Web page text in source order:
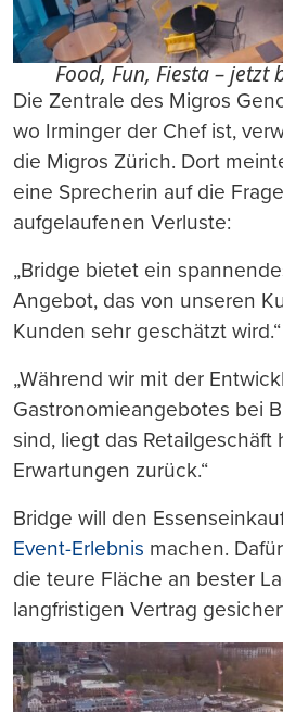
Food, Fun, Fiesta – jetzt
Die Zentrale des Migros
wo Irminger der Chef ist,
die Migros Zürich. Dort
eine Sprecherin auf die
aufgelaufenen Verluste:
„Bridge bietet ein
Angebot, das von unseren
Kunden sehr geschätzt wird.“
„Während wir mit der
Gastronomieangebotes bei
sind, liegt das Retailgeschäft
Erwartungen zurück.“
Bridge will den
Event-Erlebnis machen.
die teure Fläche an bester
langfristigen Vertrag